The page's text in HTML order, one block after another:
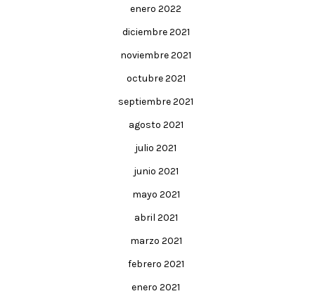
enero 2022
diciembre 2021
noviembre 2021
octubre 2021
septiembre 2021
agosto 2021
julio 2021
junio 2021
mayo 2021
abril 2021
marzo 2021
febrero 2021
enero 2021